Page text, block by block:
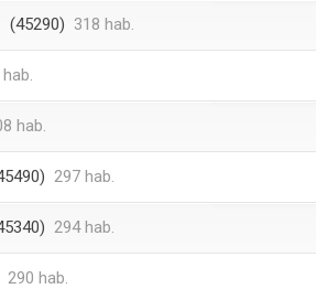
(45290) 318 hab.
hab.
297 hab.
294 hab.
290 hab.